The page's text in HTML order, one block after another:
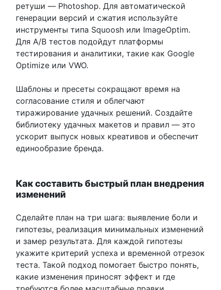
ретуши — Photoshop. Для автоматической
генерации версий и сжатия используйте
инструменты типа Squoosh или ImageOptim.
Для A/B тестов подойдут платформы
тестирования и аналитики, такие как Google
Optimize или VWO.
Шаблоны и пресеты сокращают время на
согласование стиля и облегчают
тиражирование удачных решений. Создайте
библиотеку удачных макетов и правил — это
ускорит выпуск новых креативов и обеспечит
единообразие бренда.
Как составить быстрый план внедрения
изменений
Сделайте план на три шага: выявление боли и
гипотезы, реализация минимальных изменений
и замер результата. Для каждой гипотезы
укажите критерий успеха и временной отрезок
теста. Такой подход помогает быстро понять,
какие изменения приносят эффект и где